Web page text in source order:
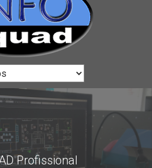
Profissional